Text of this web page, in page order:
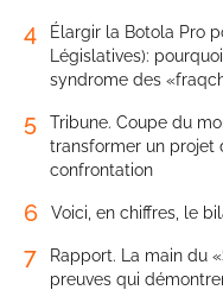
4
Élargir la Botola Pro
Législatives):
syndrome des
5
Tribune. Coupe du
transformer un projet
confrontation
6 Voici, en chiffres, le
7
Rapport. La main du
preuves qui